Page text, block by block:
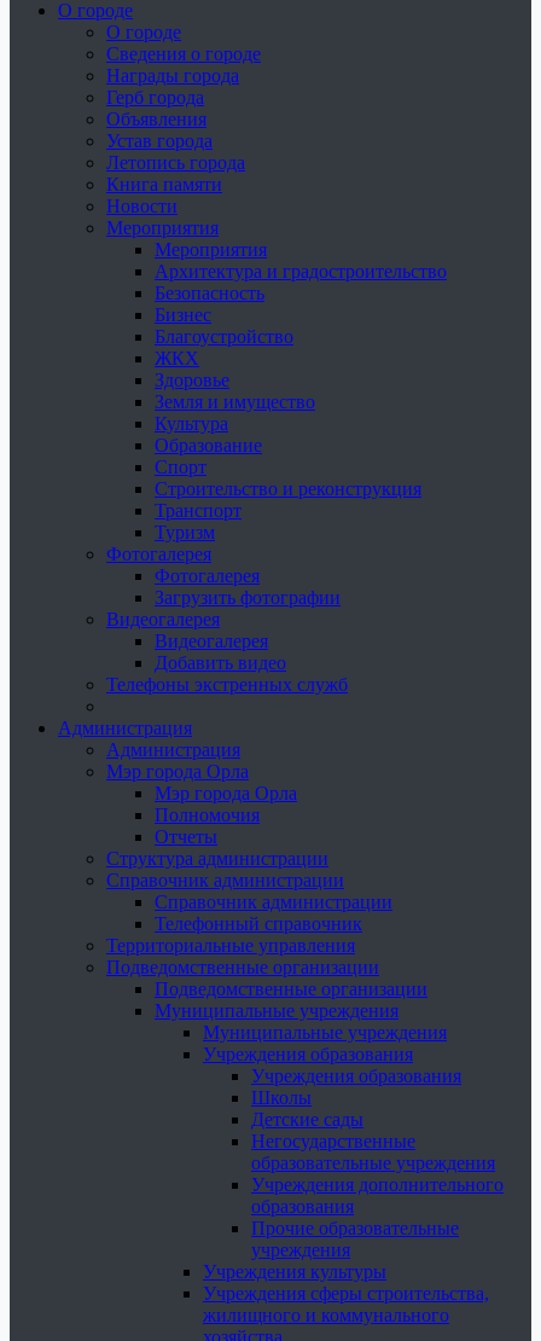
О городе
О городе
Сведения о городе
Награды города
Герб города
Объявления
Устав города
Летопись города
Книга памяти
Новости
Мероприятия
Мероприятия
Архитектура и градостроительство
Безопасность
Бизнес
Благоустройство
ЖКХ
Здоровье
Земля и имущество
Культура
Образование
Спорт
Строительство и реконструкция
Транспорт
Туризм
Фотогалерея
Фотогалерея
Загрузить фотографии
Видеогалерея
Видеогалерея
Добавить видео
Телефоны экстренных служб
Администрация
Администрация
Мэр города Орла
Мэр города Орла
Полномочия
Отчеты
Структура администрации
Справочник администрации
Справочник администрации
Телефонный справочник
Территориальные управления
Подведомственные организации
Подведомственные организации
Муниципальные учреждения
Муниципальные учреждения
Учреждения образования
Учреждения образования
Школы
Детские сады
Негосударственные
образовательные учреждения
Учреждения дополнительного
образования
Прочие образовательные
учреждения
Учреждения культуры
Учреждения сферы строительства,
жилищного и коммунального
хозяйства